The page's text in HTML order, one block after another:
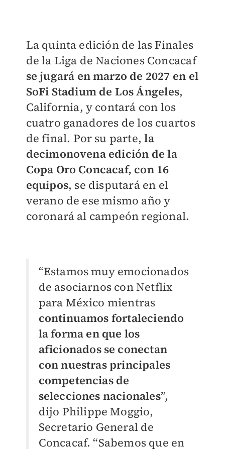
​La quinta edición de las Finales
de la Liga de Naciones Concacaf
se jugará en marzo de 2027 en el
SoFi Stadium de Los Ángeles,
California, y contará con los
cuatro ganadores de los cuartos
de final. Por su parte,la
decimonovena edición de la
Copa Oro Concacaf, con 16
equipos, se disputará en el
verano de ese mismo año y
coronará al campeón regional.
“Estamos muy emocionados
de asociarnos con Netflix
para México mientras
continuamos fortaleciendo
la forma en que los
aficionados se conectan
con nuestras principales
competencias de
selecciones nacionales”,
dijo Philippe Moggio,
Secretario General de
Concacaf. “Sabemos que en